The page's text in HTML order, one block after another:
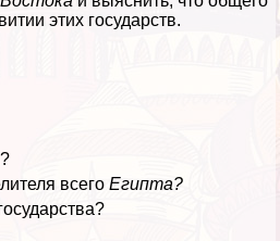
этих государств.
всего Египта?